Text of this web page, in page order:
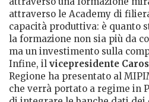
attraverso le Academy di
capacità produttiva: è quanto
la formazione non sia più da
ma un investimento sulla
Infine, il vicepresidente
Regione ha presentato al
che verrà portato a regime in